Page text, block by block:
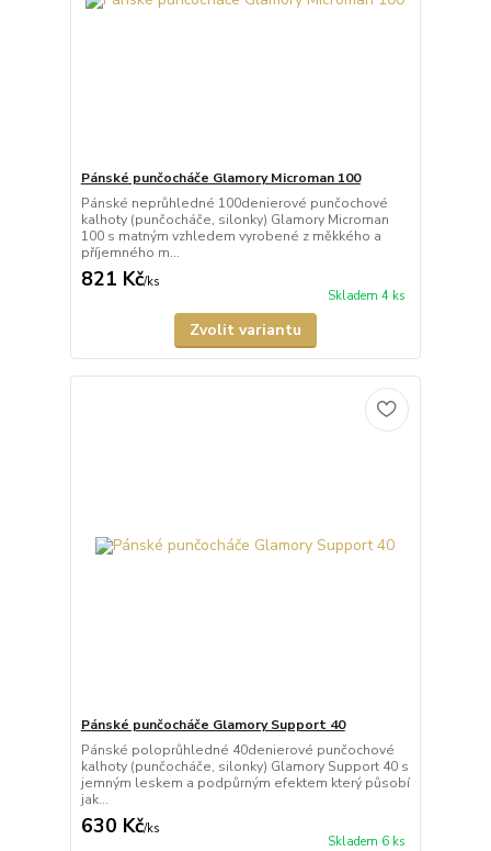
Pánské punčocháče Glamory Microman 100
Pánské neprůhledné 100denierové punčochové
kalhoty (punčocháče, silonky) Glamory Microman
100 s matným vzhledem vyrobené z měkkého a
příjemného m...
821 Kč/ks
Skladem 4 ks
Zvolit variantu
Pánské punčocháče Glamory Support 40
Pánské poloprůhledné 40denierové punčochové
kalhoty (punčocháče, silonky) Glamory Support 40 s
jemným leskem a podpůrným efektem který působí
jak...
630 Kč/ks
Skladem 6 ks